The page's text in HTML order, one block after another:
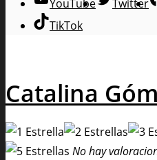
YouTube Twitter
TikTok
Catalina
No hay